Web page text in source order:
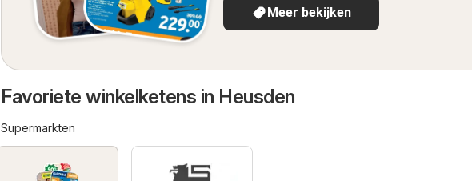
Meer bekijken
Favoriete winkelketens in Heusden
Supermarkten